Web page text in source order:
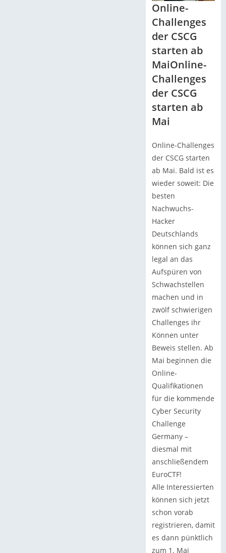
Online-
Challenges
der CSCG
starten ab
MaiOnline-
Challenges
der CSCG
starten ab
Mai
Online-Challenges
der CSCG starten
ab Mai. Bald ist es
wieder soweit: Die
besten
Nachwuchs-
Hacker
Deutschlands
können sich ganz
legal an das
Aufspüren von
Schwachstellen
machen und in
zwölf schwierigen
Challenges ihr
Können unter
Beweis stellen. Ab
Mai beginnen die
Online-
Qualifikationen
für die kommende
Cyber Security
Challenge
Germany –
diesmal mit
anschließendem
EuroCTF!
Alle Interessierten
können sich jetzt
schon vorab
registrieren, damit
es dann pünktlich
zum 1. Mai